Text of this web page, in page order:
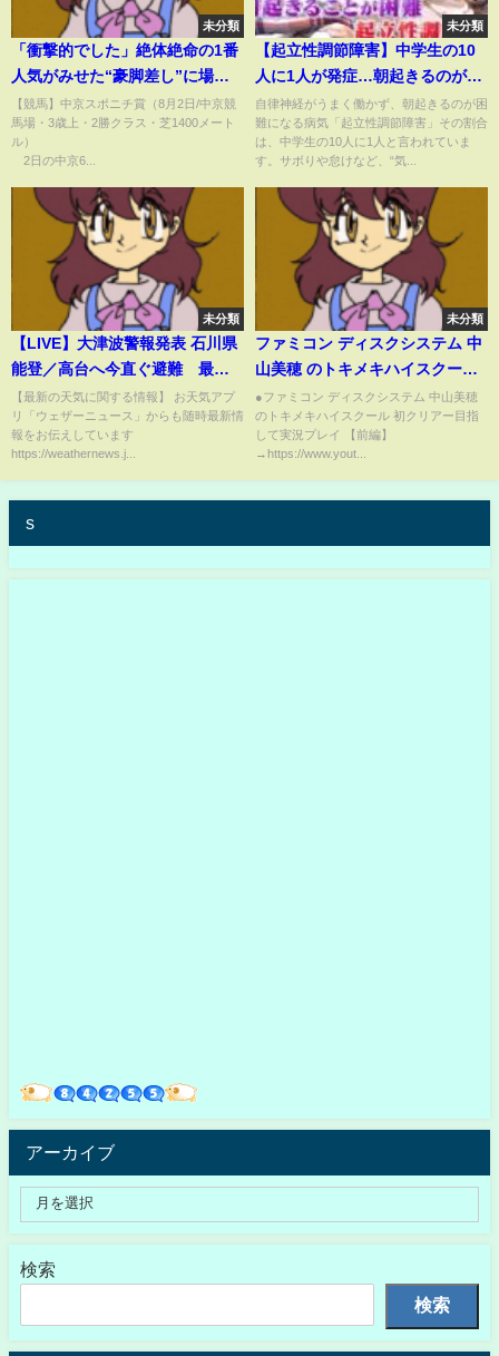
未分類
「衝撃的でした」絶体絶命の1番
人気がみせた“豪脚差し”に場内
どよめき「怪物確定」「意味分
からん」(ABEMA TIMES)
【競馬】中京スポニチ賞（8月2日/中京競
馬場・3歳上・2勝クラス・芝1400メート
ル）
2日の中京6...
未分類
【起立性調節障害】中学生の10
人に1人が発症…朝起きるのが困
難になる病気とは──『every.特
集』
自律神経がうまく働かず、朝起きるのが困
難になる病気「起立性調節障害」その割合
は、中学生の10人に1人と言われていま
す。サボりや怠けなど、“気...
未分類
【LIVE】大津波警報発表 石川県
能登／高台へ今直ぐ避難 最大
震度7 最新気象・地震情報 2024
年1月1日(月)/〈ウェザーニュー
スLiVEアフタヌーン〉
【最新の天気に関する情報】 お天気アプ
リ「ウェザーニュース」からも随時最新情
報をお伝えしています
https://weathernews.j...
未分類
ファミコン ディスクシステム 中
山美穂 のトキメキハイスクール
初クリアー目指して実況プレイ
【前編】
●ファミコン ディスクシステム 中山美穂
のトキメキハイスクール 初クリアー目指
して実況プレイ 【前編】
→https://www.yout...
s
アーカイブ
検索
検索